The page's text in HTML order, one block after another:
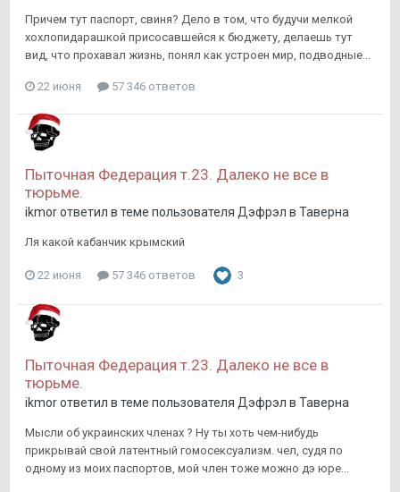
Причем тут паспорт, свиня? Дело в том, что будучи мелкой
хохлопидарашкой присосавшейся к бюджету, делаешь тут
вид, что прохавал жизнь, понял как устроен мир, подводные...
22 июня 57 346 ответов
Пыточная Федерация т.23. Далеко не все в
тюрьме.
ikmorответил в теме пользователя Дэфрэл в Таверна
Ля какой кабанчик крымский
22 июня 57 346 ответов 3
Пыточная Федерация т.23. Далеко не все в
тюрьме.
ikmorответил в теме пользователя Дэфрэл в Таверна
Мысли об украинских членах ? Ну ты хоть чем-нибудь
прикрывай свой латентный гомосексуализм. чел, судя по
одному из моих паспортов, мой член тоже можно дэ юре...